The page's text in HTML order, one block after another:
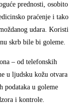
prednosti, osobito
praćenje i tako
udara. Koristi
skrb bile bi goleme.
– od telefonskih
u ljudsku kožu otvara
podataka u goleme
i kontrole.